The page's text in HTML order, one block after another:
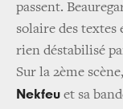
passent.
solaire des textes
rien déstabilisé
Sur la 2ème
Nekfeu et sa